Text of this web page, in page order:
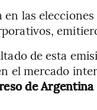
las
de esta
el mercado
de